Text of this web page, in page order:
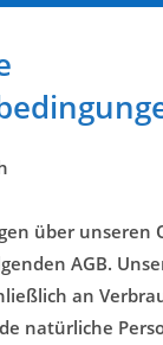
über unseren
AGB.
an
natürliche